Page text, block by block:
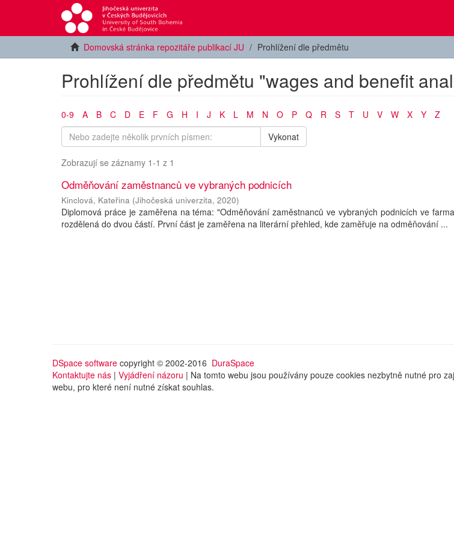
Domovská stránka repozitáře publikací JU Prohlížení dle předmětu
Prohlížení dle předmětu "wages and benefit
0-9 A B C D E F G H I J K L M N O P Q R S T U V W X Y
Z
Vykonat
Zobrazují se záznamy 1-1 z 1
Odměňování zaměstnanců ve vybraných podnicích
Kinclová, Kateřina (Jihočeská univerzita, 2020)
Diplomová práce je zaměřena na téma: "Odměňování zaměstnanců ve vybraných podnicích ve
rozdělená do dvou částí. První část je zaměřena na literární přehled, kde zaměřuje na odměňování ...
DSpace software copyright © 2002-2016 DuraSpace
Kontaktujte nás | Vyjádření názoru | Na tomto webu jsou používány pouze cookies nezbytně nutné pro
webu, pro které není nutné získat souhlas.